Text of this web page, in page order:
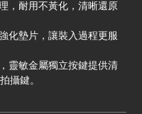
，耐用不黃化，清晰還原
化墊片，讓裝入過程更服
靈敏金屬獨立按鍵提供清
攝鍵。